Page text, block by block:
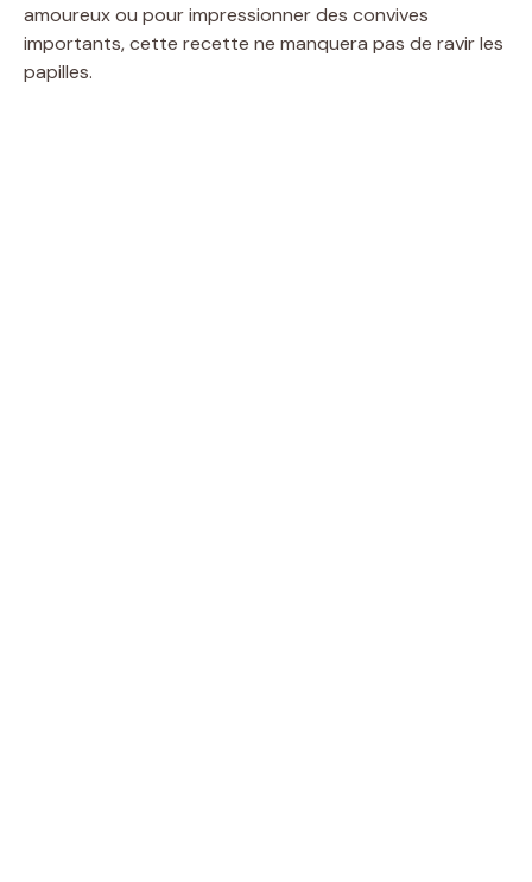
amoureux ou pour impressionner des convives
importants, cette recette ne manquera pas de ravir les
papilles.